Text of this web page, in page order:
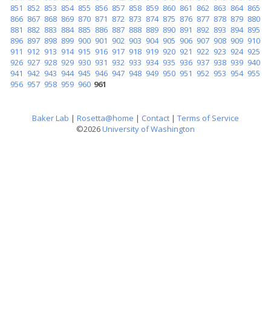
851 852 853 854 855 856 857 858 859 860 861 862 863 864 865
866 867 868 869 870 871 872 873 874 875 876 877 878 879 880
881 882 883 884 885 886 887 888 889 890 891 892 893 894 895
896 897 898 899 900 901 902 903 904 905 906 907 908 909 910
911 912 913 914 915 916 917 918 919 920 921 922 923 924 925
926 927 928 929 930 931 932 933 934 935 936 937 938 939 940
941 942 943 944 945 946 947 948 949 950 951 952 953 954 955
956 957 958 959 960 961
Baker Lab | Rosetta@home | Contact | Terms of Service
©2026University of Washington